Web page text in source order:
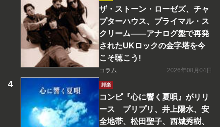
ザ・ストーン・ローゼズ、チャ
プターハウス、プライマル・ス
クリーム――アナログ盤で再発
されたUKロックの金字塔を今
こそ聴こう!
コラム 2026年08月04日
邦楽
コンピ『心に響く夏唄』がリリ
ース プリプリ、井上陽水、安
全地帯、松田聖子、西城秀樹、